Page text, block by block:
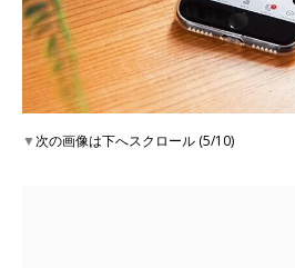
▼次の画像は下へスクロール (5/10)